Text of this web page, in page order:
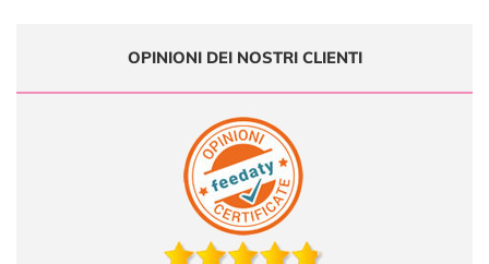
OPINIONI DEI NOSTRI CLIENTI